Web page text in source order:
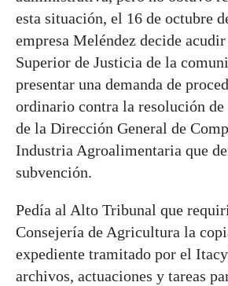
esta situación, el 16 de octubre
empresa Meléndez decide
Superior de Justicia de la
presentar una demanda de
ordinario contra la resolución de
de la Dirección General de
Industria Agroalimentaria que
subvención.
Pedía al Alto Tribunal que
Consejería de Agricultura la
expediente tramitado por el
archivos, actuaciones y tareas